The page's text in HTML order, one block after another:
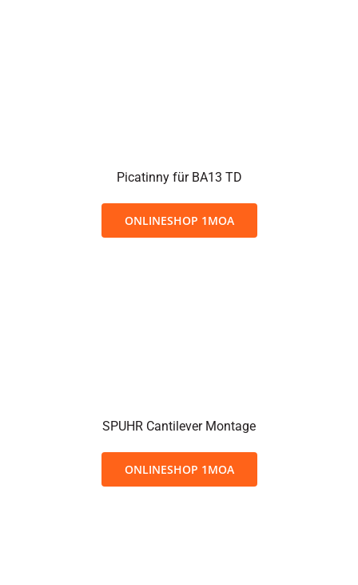
Picatinny für BA13 TD
ONLINESHOP 1MOA
SPUHR Cantilever Montage
ONLINESHOP 1MOA